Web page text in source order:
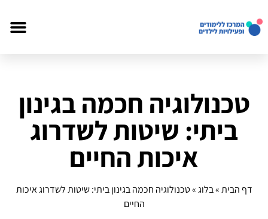
טכנולוגיה חכמה בגינון
ביתי: שיטות לשדרוג
איכות החיים
דף הבית»בלוג»טכנולוגיה חכמה בגינון ביתי: שיטות לשדרוג איכות
החיים